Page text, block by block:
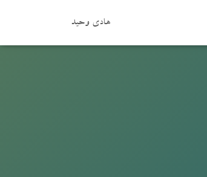
هادی وحید